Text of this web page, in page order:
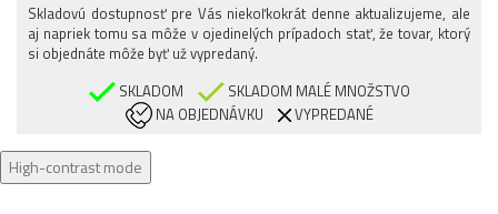
XXL/REGULAR
3XL/REGULAR
Skladovú dostupnosť pre Vás niekoľkokrát denne aktualizujeme, ale
aj napriek tomu sa môže v ojedinelých prípadoch stať, že tovar, ktorý
si objednáte môže byť už vypredaný.
SKLADOM
SKLADOM MALÉ MNOŽSTVO
NA OBJEDNÁVKU
VYPREDANÉ
High-contrast mode